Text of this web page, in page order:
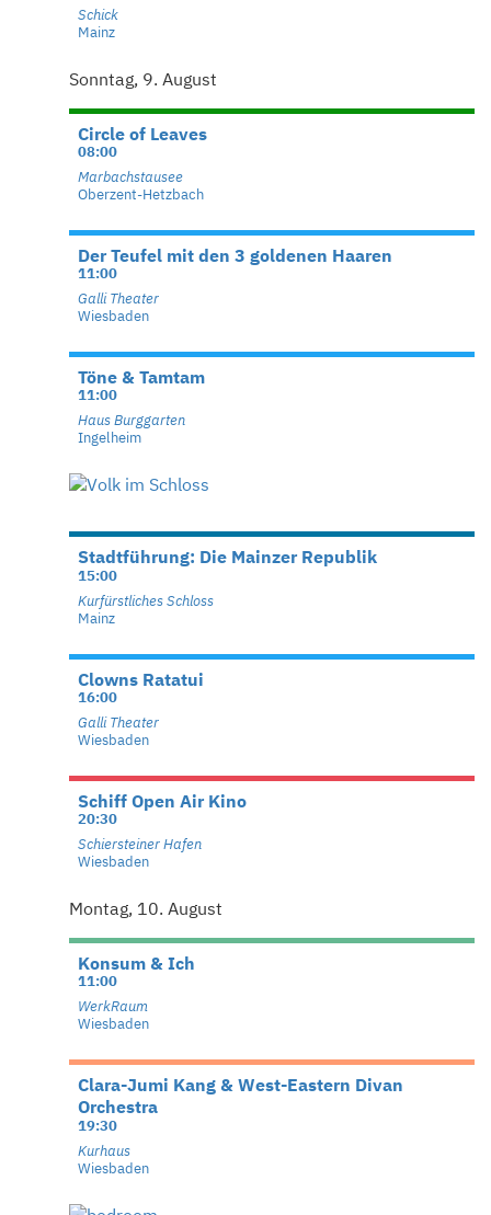
Schick
Mainz
Sonntag, 9. August
Circle of Leaves
08:00
Marbachstausee
Oberzent-Hetzbach
Der Teufel mit den 3 goldenen Haaren
11:00
Galli Theater
Wiesbaden
Töne & Tamtam
11:00
Haus Burggarten
Ingelheim
Stadtführung: Die Mainzer Republik
15:00
Kurfürstliches Schloss
Mainz
Clowns Ratatui
16:00
Galli Theater
Wiesbaden
Schiff Open Air Kino
20:30
Schiersteiner Hafen
Wiesbaden
Montag, 10. August
Konsum & Ich
11:00
WerkRaum
Wiesbaden
Clara-Jumi Kang & West-Eastern Divan
Orchestra
19:30
Kurhaus
Wiesbaden